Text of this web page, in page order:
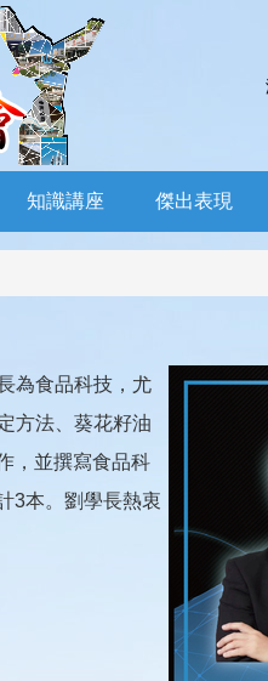
知識講座 傑出表現
為食品科技，尤
方法、葵花籽油
，並撰寫食品科
3本。劉學長熱衷